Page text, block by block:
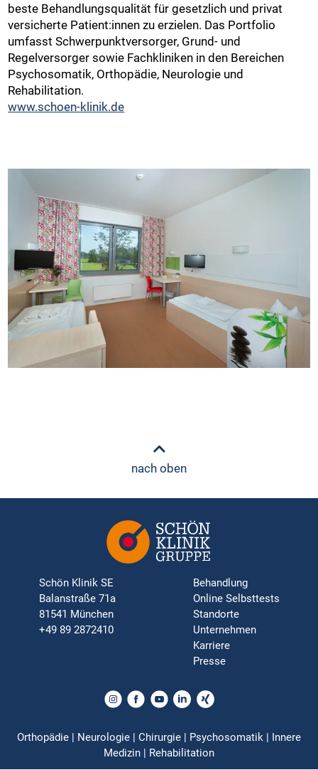
beste Behandlungsqualität für gesetzlich und privat
versicherte Patient:innen zu erzielen. Das Portfolio
umfasst Schwerpunktversorger, Grund- und
Regelversorger sowie Fachkliniken in den Bereichen
Psychosomatik, Orthopädie, Neurologie und
Rehabilitation.
www.schoen-klinik.de
nach oben
Schön Klinik SE
Balanstraße 71a
81541 München
+49 89 2872410
Behandlung
Online Selbsttests
Standorte
Unternehmen
Karriere
Presse
Orthopädie | Neurologie | Chirurgie | Psychosomatik | Innere
Medizin | Rehabilitation